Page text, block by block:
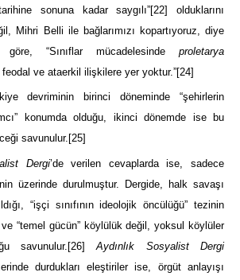
sonuna kadar saygılı”[22]
olduklarını
Mihri Belli ile bağlarımızı kopartıyoruz, diye
göre, “Sınıflar mücadelesinde proletarya
feodal ve ataerkil ilişkilere yer yoktur.”[24]
devriminin birinci döneminde “şehirlerin
konumda olduğu, ikinci dönemde ise bu
savunulur. [25]
Dergi’de verilen cevaplarda ise, sadece
üzerinde durulmuştur. Dergide, halk savaşı
“işçi sınıfının ideolojik öncülüğü” tezinin
“temel gücün” köylülük değil, yoksul köylüler
savunulur. [26]
Aydınlık Sosyalist Dergi
durdukları eleştiriler ise, örgüt anlayışı